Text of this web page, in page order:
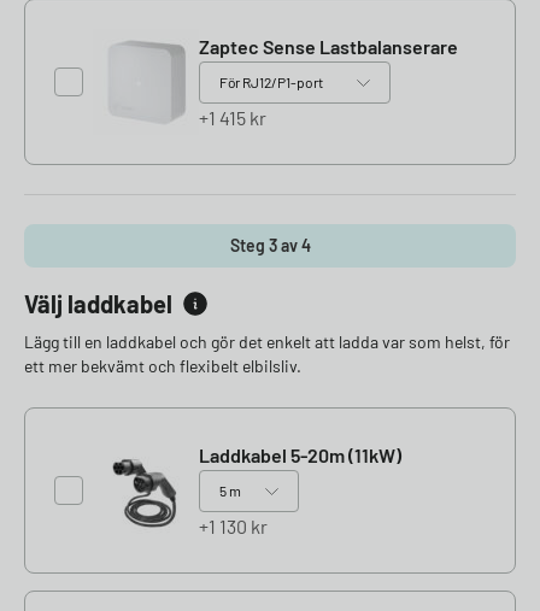
Zaptec Sense Lastbalanserare
1 415 kr
Steg 3 av 4
Välj laddkabel
Laddkabel 5-20m (11kW)
1 130 kr
Lägg till en laddkabel och gör det enkelt att ladda var som helst, för
ett mer bekvämt och flexibelt elbilsliv.